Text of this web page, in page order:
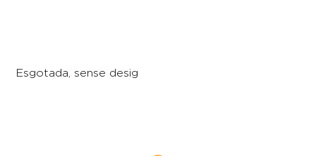
Esgotada, sense desig